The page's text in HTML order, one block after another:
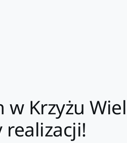
Krzyżu
realizacji!